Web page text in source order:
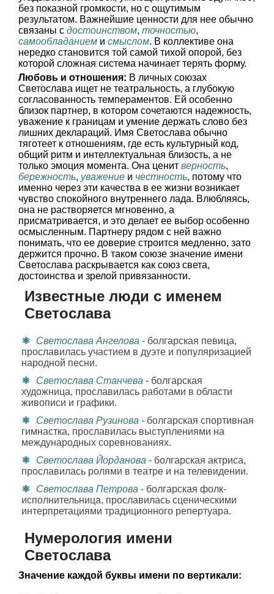
без показной громкости, но с ощутимым
результатом. Важнейшие ценности для нее обычно
связаны с достоинством, точностью,
самообладанием и смыслом. В коллективе она
нередко становится той самой тихой опорой, без
которой сложная система начинает терять форму.
Любовь и отношения: В личных союзах
Светослава ищет не театральность, а глубокую
согласованность темпераментов. Ей особенно
близок партнер, в котором сочетаются надежность,
уважение к границам и умение держать слово без
лишних деклараций. Имя Светослава обычно
тяготеет к отношениям, где есть культурный код,
общий ритм и интеллектуальная близость, а не
только эмоция момента. Она ценит верность,
бережность, уважение и честность, потому что
именно через эти качества в ее жизни возникает
чувство спокойного внутреннего лада. Влюбляясь,
она не растворяется мгновенно, а
присматривается, и это делает ее выбор особенно
осмысленным. Партнеру рядом с ней важно
понимать, что ее доверие строится медленно, зато
держится прочно. В таком союзе значение имени
Светослава раскрывается как союз света,
достоинства и зрелой привязанности.
Известные люди с именем
Светослава
Светослава Ангелова - болгарская певица,
прославилась участием в дуэте и популяризацией
народной песни.
Светослава Станчева - болгарская
художница, прославилась работами в области
живописи и графики.
Светослава Рузинова - болгарская спортивная
гимнастка, прославилась выступлениями на
международных соревнованиях.
Светослава Йорданова - болгарская актриса,
прославилась ролями в театре и на телевидении.
Светослава Петрова - болгарская фолк-
исполнительница, прославилась сценическими
интерпретациями традиционного репертуара.
Нумерология имени
Светослава
Значение каждой буквы имени по вертикали: